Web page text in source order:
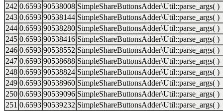
242 0.6593 90538008 SimpleShareButtonsAdder\Util::parse_args( )
243 0.6593 90538144 SimpleShareButtonsAdder\Util::parse_args( )
244 0.6593 90538280 SimpleShareButtonsAdder\Util::parse_args( )
245 0.6593 90538416 SimpleShareButtonsAdder\Util::parse_args( )
246 0.6593 90538552 SimpleShareButtonsAdder\Util::parse_args( )
247 0.6593 90538688 SimpleShareButtonsAdder\Util::parse_args( )
248 0.6593 90538824 SimpleShareButtonsAdder\Util::parse_args( )
249 0.6593 90538960 SimpleShareButtonsAdder\Util::parse_args( )
250 0.6593 90539096 SimpleShareButtonsAdder\Util::parse_args( )
251 0.6593 90539232 SimpleShareButtonsAdder\Util::parse_args( )